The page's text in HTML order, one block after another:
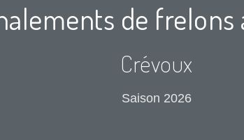
de frelons
Crévoux
Saison 2026